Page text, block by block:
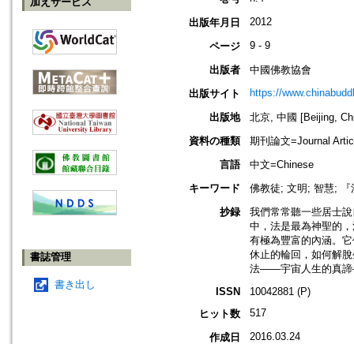
書誌管理
書き出し
出版年月日 2012
ページ 9 - 9
出版者
中國佛教協會
出版サイト
https://
出版地
北京, 中國 [Beijing,
資料の種類
期刊論文=Journal
言語
中文=Chinese
キーワード
佛教徒; 文明; 智慧;
抄録
我們常常聽一些居士
中，法是最為神聖的
有極為豐富的內涵。
休止的輪回，如何解
法——宇宙人生的真
ISSN
10042881 (P)
ヒット数
517
作成日 2016.03.24